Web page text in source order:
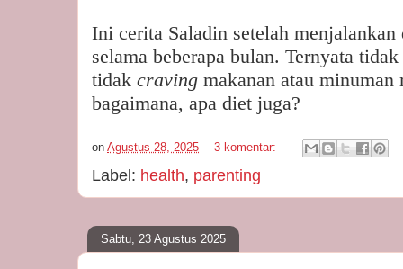
Ini cerita Saladin setelah
selama beberapa bulan. Ternyata
tidak craving makanan atau
bagaimana, apa diet juga?
on Agustus 28, 2025 3 komentar:
Label: health, parenting
Sabtu, 23 Agustus 2025